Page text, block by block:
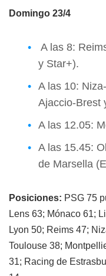
Domingo 23/4
A las 8:
y Star+).
A las 10:
Ajaccio-Brest
A las 12.05:
A las 15.45:
de Marsella
Posiciones: PSG 75
Lens 63; Mónaco 61;
Lyon 50; Reims 47;
Toulouse 38;
31; Racing de